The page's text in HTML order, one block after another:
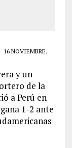
16 NOVIEMBRE,
y un
de la
a Perú en
1-2 ante